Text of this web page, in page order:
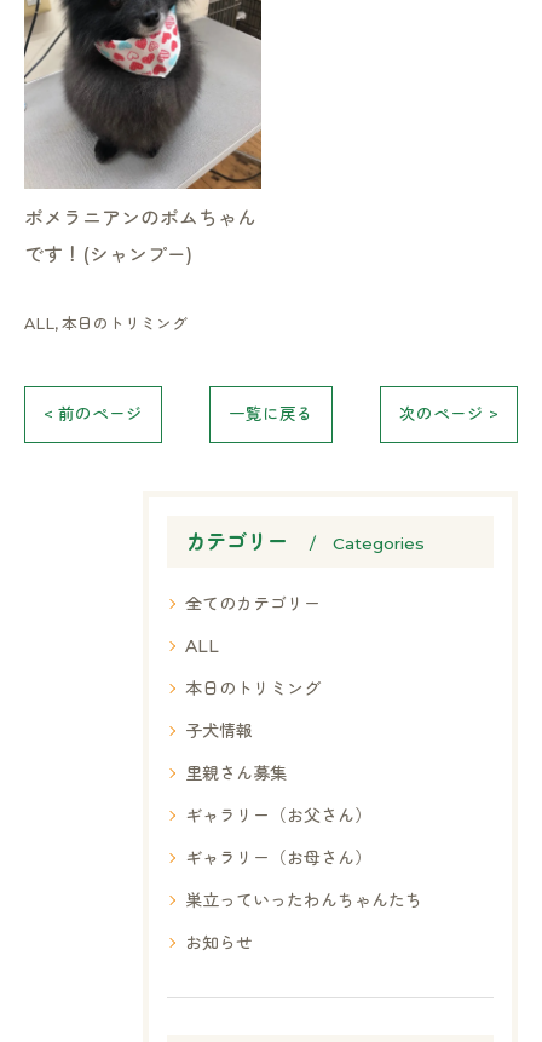
ポメラニアンのポムちゃん
です！(シャンプー)
ALL 本日のトリミング
< 前のページ 一覧に戻る 次のページ >
カテゴリー Categories
全てのカテゴリー
ALL
本日のトリミング
子犬情報
里親さん募集
ギャラリー（お父さん）
ギャラリー（お母さん）
巣立っていったわんちゃんたち
お知らせ